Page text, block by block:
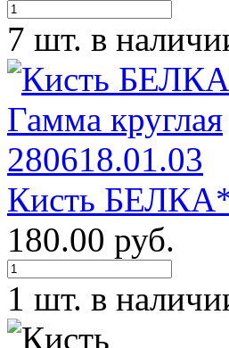
7 шт. в
Кисть
180.00 руб.
1 шт. в